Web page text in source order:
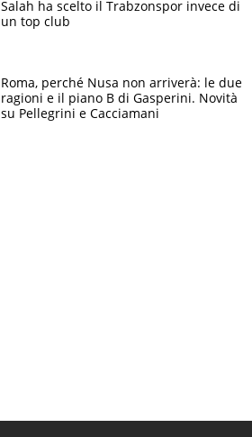
Salah ha scelto il Trabzonspor invece di
un top club
Roma, perché Nusa non arriverà: le due
ragioni e il piano B di Gasperini. Novità
su Pellegrini e Cacciamani